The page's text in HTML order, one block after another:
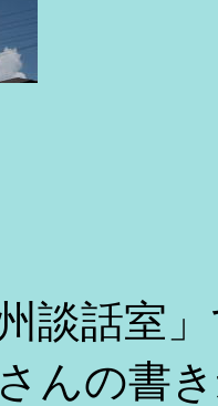
談話室
んの書